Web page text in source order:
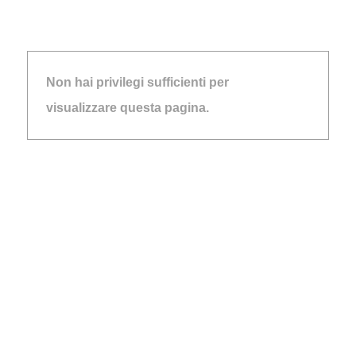
Non hai privilegi sufficienti per
visualizzare questa pagina.